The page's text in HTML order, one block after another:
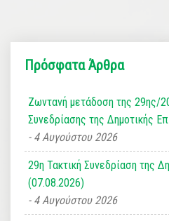
Πρόσφατα Άρθρα
Ζωντανή μετάδοση της 29ης/
Συνεδρίασης της Δημοτικής
4 Αυγούστου 2026
29η Τακτική Συνεδρίαση της
(07.08.2026)
4 Αυγούστου 2026